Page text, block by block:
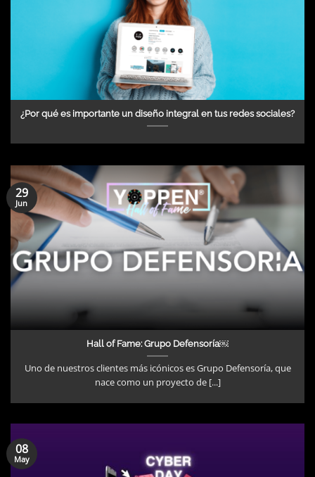
¿Por qué es importante un diseño integral en tus redes sociales?
Hall of Fame: Grupo Defensoría￼
Uno de nuestros clientes más icónicos es Grupo Defensoría, que
nace como un proyecto de [...]
29
Jun
08
May